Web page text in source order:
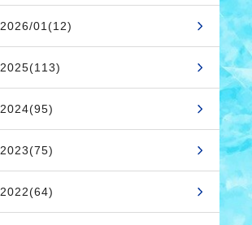
2026/01(12)
2025(113)
2024(95)
2023(75)
2022(64)